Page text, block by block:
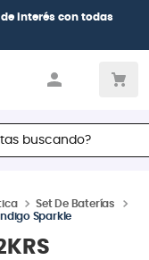
con tarjetasBCP Visa,
Set De Baterías
Sparkle